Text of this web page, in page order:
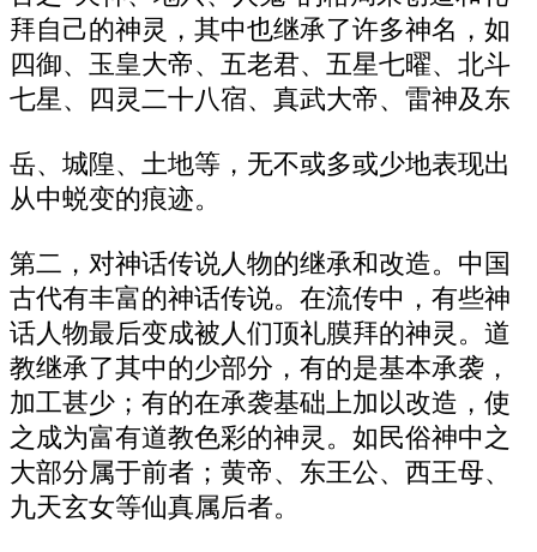
拜自己的神灵，其中也继承了许多神名，如
四御、玉皇大帝、五老君、五星七曜、北斗
七星、四灵二十八宿、真武大帝、雷神及东
岳、城隍、土地等，无不或多或少地表现出
从中蜕变的痕迹。
第二，对神话传说人物的继承和改造。中国
古代有丰富的神话传说。在流传中，有些神
话人物最后变成被人们顶礼膜拜的神灵。道
教继承了其中的少部分，有的是基本承袭，
加工甚少；有的在承袭基础上加以改造，使
之成为富有道教色彩的神灵。如民俗神中之
大部分属于前者；黄帝、东王公、西王母、
九天玄女等仙真属后者。